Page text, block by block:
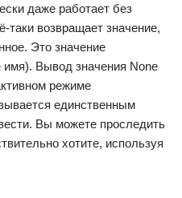
даже работает без
таки возвращает значение,
Это значение
имя). Вывод значения None
режиме
единственным
Вы можете проследить
хотите, используя